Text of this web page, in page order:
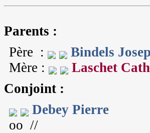
Parents :
Père :
Bindels
Mère :
Laschet
Conjoint :
Debey Pierre
oo //